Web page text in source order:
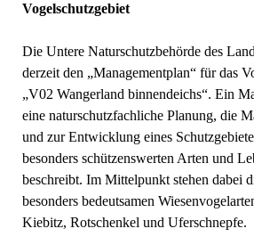
Vogelschutzgebiet
Die Untere Naturschutzbehörde des
derzeit den „Managementplan“ für das
„V02 Wangerland binnendeichs“. Ein
eine naturschutzfachliche Planung, die
und zur Entwicklung eines
besonders schützenswerten Arten und
beschreibt. Im Mittelpunkt stehen dabei
besonders bedeutsamen
Kiebitz, Rotschenkel und Uferschnepfe.